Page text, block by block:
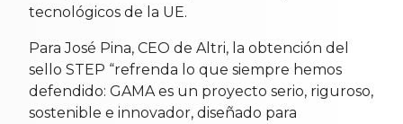
tecnológicos de la UE.
Para José Pina, CEO de Altri, la obtención del
sello STEP “refrenda lo que siempre hemos
defendido: GAMA es un proyecto serio, riguroso,
sostenible e innovador, diseñado para